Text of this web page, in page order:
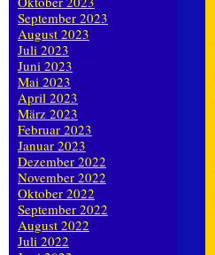
September 2023
August 2023
Juli 2023
Juni 2023
Mai 2023
April 2023
März 2023
Februar 2023
Januar 2023
Dezember 2022
November 2022
Oktober 2022
September 2022
August 2022
Juli 2022